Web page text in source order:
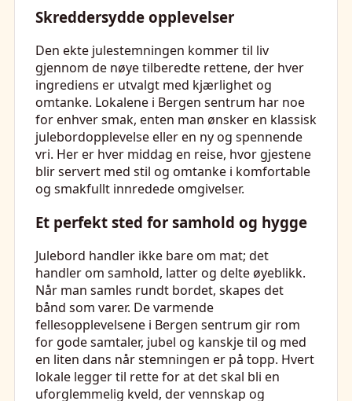
Skreddersydde opplevelser
Den ekte julestemningen kommer til liv
gjennom de nøye tilberedte rettene, der hver
ingrediens er utvalgt med kjærlighet og
omtanke. Lokalene i Bergen sentrum har noe
for enhver smak, enten man ønsker en klassisk
julebordopplevelse eller en ny og spennende
vri. Her er hver middag en reise, hvor gjestene
blir servert med stil og omtanke i komfortable
og smakfullt innredede omgivelser.
Et perfekt sted for samhold og hygge
Julebord handler ikke bare om mat; det
handler om samhold, latter og delte øyeblikk.
Når man samles rundt bordet, skapes det
bånd som varer. De varmende
fellesopplevelsene i Bergen sentrum gir rom
for gode samtaler, jubel og kanskje til og med
en liten dans når stemningen er på topp. Hvert
lokale legger til rette for at det skal bli en
uforglemmelig kveld, der vennskap og